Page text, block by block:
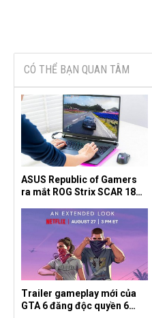
CÓ THỂ BẠN QUAN TÂM
ASUS Republic of Gamers
ra mắt ROG Strix SCAR 18
Trailer gameplay mới của
GTA 6 đăng độc quyền 6